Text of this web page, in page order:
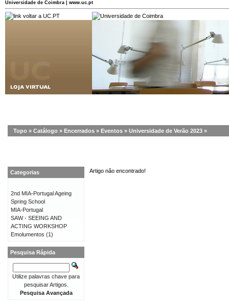
Universidade de Coimbra | www.uc.pt
Topo » Catálogo » Encerrados » Eventos » Universidade de Verão 2023 »
Artigo não encontrado!
Categorias
2nd MIA-Portugal Ageing
Spring School
MIA-Portugal
SAW - SEEING AND
ACTING WORKSHOP
Emolumentos (1)
Pesquisa Rápida
Utilize palavras chave para
pesquisar Artigos.
Pesquisa Avançada